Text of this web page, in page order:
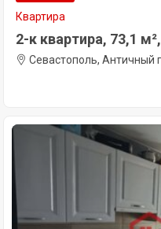
Квартира
2-к квартира, 73,1
Севастополь, Античный